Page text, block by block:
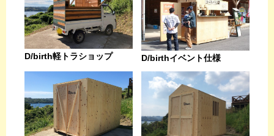
D/birth軽トラショップ D/birthイベント仕様